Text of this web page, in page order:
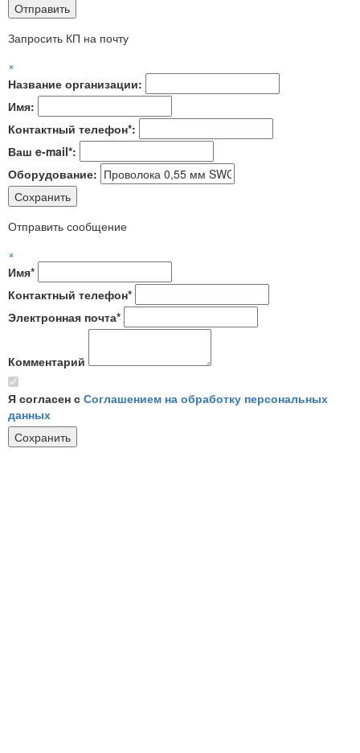
Запросить КП на почту
×
Название организации:
Имя:
Контактный телефон*:
Ваш e-mail*:
Оборудование:
Отправить сообщение
×
Имя*
Контактный телефон*
Электронная почта*
Комментарий
Я согласен с Соглашением на обработку персональных
данных